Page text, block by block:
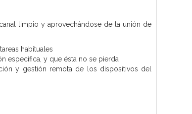
limpio y aprovechándose de la unión de
habituales
específica, y que ésta no se pierda
y gestión remota de los dispositivos del